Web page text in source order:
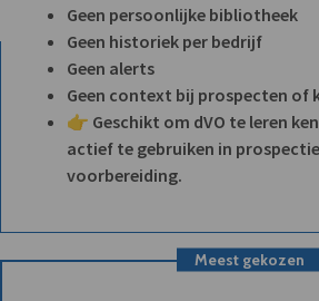
Geen persoonlijke bibliotheek
Geen historiek per bedrijf
Geen alerts
Geen context bij prospecten of
👉 Geschikt om dVO te leren
actief te gebruiken in
voorbereiding.
Meest gekozen